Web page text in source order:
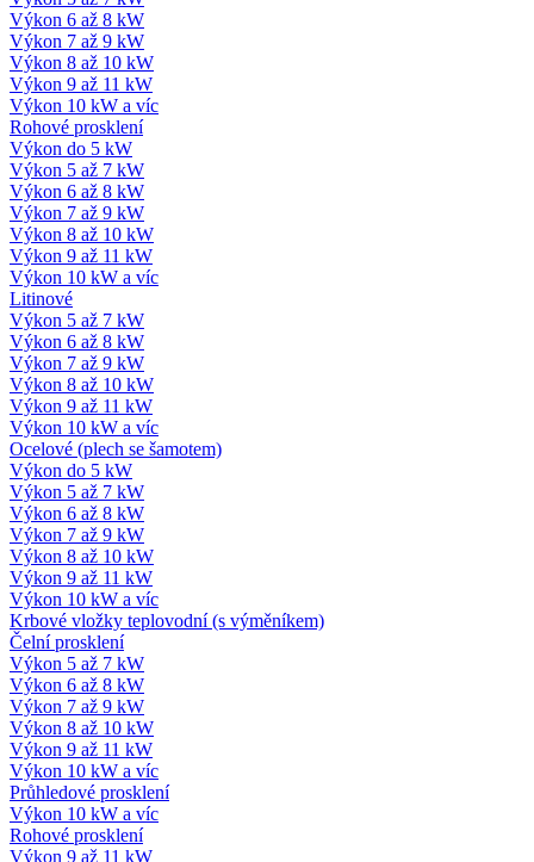
Výkon 6 až 8 kW
Výkon 7 až 9 kW
Výkon 8 až 10 kW
Výkon 9 až 11 kW
Výkon 10 kW a víc
Rohové prosklení
Výkon do 5 kW
Výkon 5 až 7 kW
Výkon 6 až 8 kW
Výkon 7 až 9 kW
Výkon 8 až 10 kW
Výkon 9 až 11 kW
Výkon 10 kW a víc
Litinové
Výkon 5 až 7 kW
Výkon 6 až 8 kW
Výkon 7 až 9 kW
Výkon 8 až 10 kW
Výkon 9 až 11 kW
Výkon 10 kW a víc
Ocelové (plech se šamotem)
Výkon do 5 kW
Výkon 5 až 7 kW
Výkon 6 až 8 kW
Výkon 7 až 9 kW
Výkon 8 až 10 kW
Výkon 9 až 11 kW
Výkon 10 kW a víc
Krbové vložky teplovodní (s výměníkem)
Čelní prosklení
Výkon 5 až 7 kW
Výkon 6 až 8 kW
Výkon 7 až 9 kW
Výkon 8 až 10 kW
Výkon 9 až 11 kW
Výkon 10 kW a víc
Průhledové prosklení
Výkon 10 kW a víc
Rohové prosklení
Výkon 9 až 11 kW